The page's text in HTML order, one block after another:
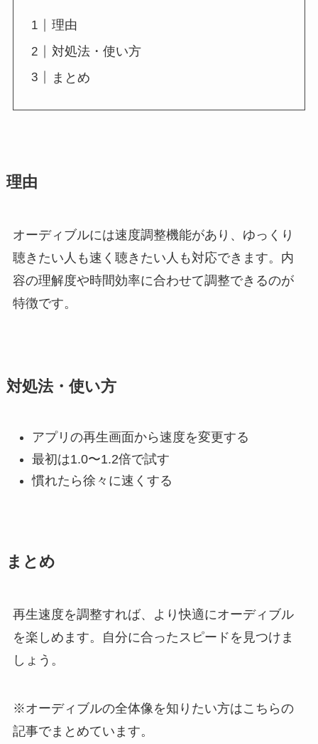
理由
対処法・使い方
まとめ
理由
オーディブルには速度調整機能があり、ゆっくり
聴きたい人も速く聴きたい人も対応できます。内
容の理解度や時間効率に合わせて調整できるのが
特徴です。
対処法・使い方
アプリの再生画面から速度を変更する
最初は1.0〜1.2倍で試す
慣れたら徐々に速くする
まとめ
再生速度を調整すれば、より快適にオーディブル
を楽しめます。自分に合ったスピードを見つけま
しょう。
※オーディブルの全体像を知りたい方はこちらの
記事でまとめています。